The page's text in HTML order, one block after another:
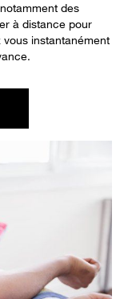
des
à distance pour
instantanément